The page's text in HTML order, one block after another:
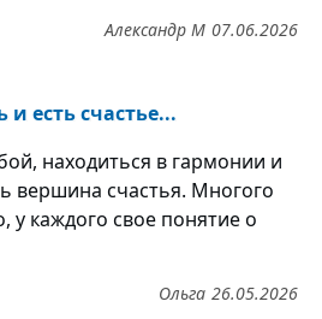
07.06.2026
Александр М
и есть счастье...
находиться в гармонии и
вершина счастья. Многого
у каждого свое понятие о
26.05.2026
Ольга